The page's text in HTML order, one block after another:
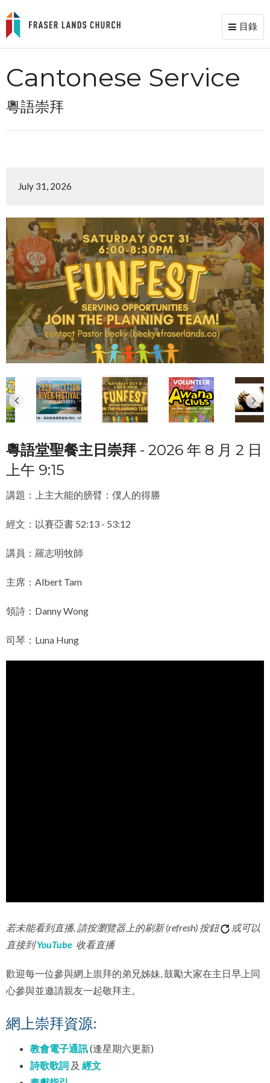
Toggle
目錄
Cantonese Service
粵語崇拜
July 31, 2026
keyboard_arrow_left keyboard_arrow_right
粵語堂聖餐主日崇拜 - 2026 年 8 月 2 日
上午 9:15
講題：上主大能的膀臂：僕人的得勝
經文：以賽亞書 52:13 - 53:12
講員：羅志明牧師
主席：Albert Tam
領詩：Danny Wong
司琴：Luna Hung
若未能看到直播, 請按瀏覽器上的刷新 (refresh) 按鈕
或可以
直接到YouTube 收看直播
歡迎每一位參與網上祟拜的弟兄姊妹, 鼓勵大家在主日早上同
心參與並邀請親友一起敬拜主。
網上崇拜資源:
教會電子通訊(逢星期六更新)
詩歌歌詞 及 經文